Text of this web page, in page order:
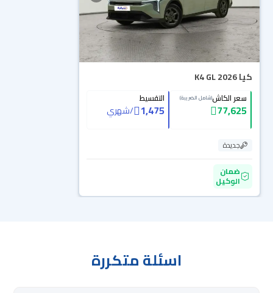
كيا K4 GL 2026
سعر الكاش(شامل الضريبة)
77,625
التقسيط
1,475
/شهري
جديدة
ضمان
الوكيل
اسئلة متكررة